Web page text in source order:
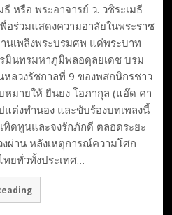
หรือ พระอาจารย์ ว. วชิระเมธี
อร่วมแสดงความอาลัยในพระราช
นเพลิงพระบรมศพ แด่พระบาท
มินทรมหาภูมิพลอดุลยเดช บรม
หลวงรัชกาลที่ 9 ของพสกนิกรชาว
มายให้ ยืนยง โอภากุล (แอ๊ด คา
แต่งทำนอง และขับร้องบทเพลงนี้
ทิดทูนและจงรักภักดี ตลอดระยะ
งผ่าน หลังเหตุการณ์ความโศก
ทยทั่วทั้งประเทศ…